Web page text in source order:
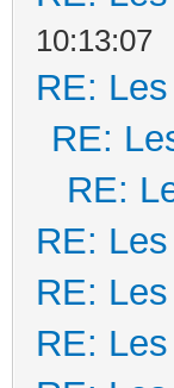
10:13:07
RE:
RE:
RE:
RE:
RE:
RE: